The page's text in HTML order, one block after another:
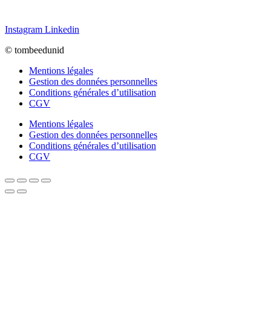
Instagram Linkedin
© tombeedunid
Mentions légales
Gestion des données personnelles
Conditions générales d’utilisation
CGV
Mentions légales
Gestion des données personnelles
Conditions générales d’utilisation
CGV